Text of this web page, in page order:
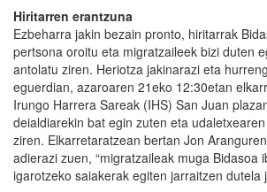
Hiritarren erantzuna
Ezbeharra jakin bezain pronto, hiritarrak
pertsona oroitu eta migratzaileek bizi duten
antolatu ziren. Heriotza jakinarazi eta
eguerdian, azaroaren 21eko 12:30etan
Irungo Harrera Sareak (IHS) San Juan
deialdiarekin bat egin zuten eta
ziren. Elkarretaratzean bertan Jon
adierazi zuen, “migratzaileak muga Bidasoa
igarotzeko saiakerak egiten jarraitzen dutela